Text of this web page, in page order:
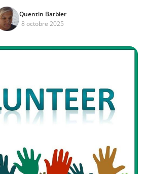
Quentin Barbier
8 octobre 2025